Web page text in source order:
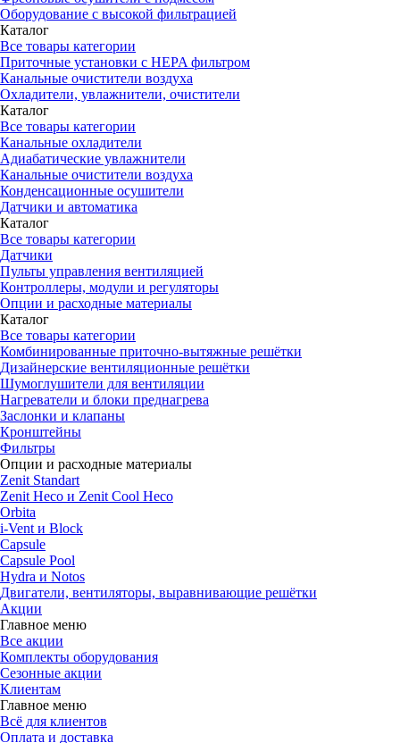
Оборудование с высокой фильтрацией
Каталог
Все товары категории
Приточные установки c HEPA фильтром
Канальные очистители воздуха
Охладители, увлажнители, очистители
Каталог
Все товары категории
Канальные охладители
Адиабатические увлажнители
Канальные очистители воздуха
Конденсационные осушители
Датчики и автоматика
Каталог
Все товары категории
Датчики
Пульты управления вентиляцией
Контроллеры, модули и регуляторы
Опции и расходные материалы
Каталог
Все товары категории
Комбинированные приточно-вытяжные решётки
Дизайнерские вентиляционные решётки
Шумоглушители для вентиляции
Нагреватели и блоки преднагрева
Заслонки и клапаны
Кронштейны
Фильтры
Опции и расходные материалы
Zenit Standart
Zenit Heco и Zenit Cool Heco
Orbita
i-Vent и Block
Capsule
Capsule Pool
Hydra и Notos
Двигатели, вентиляторы, выравнивающие решётки
Акции
Главное меню
Все акции
Комплекты оборудования
Сезонные акции
Клиентам
Главное меню
Всё для клиентов
Оплата и доставка